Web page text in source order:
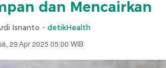
dan Mencairkan
Isnanto - detikHealth
29 Apr 2025 05:00 WIB